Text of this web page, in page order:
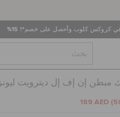
كروكس كلوب وأحصل على خصم*! 15%
مبطن إن إف إل ديترويت ليونز
189 AED